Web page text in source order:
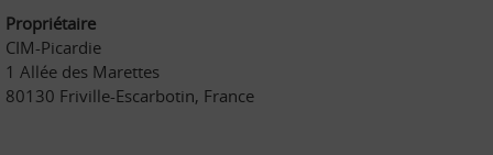
Propriétaire
CIM-Picardie
1 Allée des Marettes
80130 Friville-Escarbotin, France